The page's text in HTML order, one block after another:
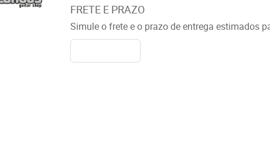
FRETE E PRAZO
Simule o frete e o prazo de entrega estimados